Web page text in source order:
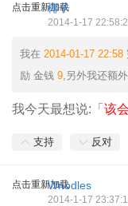
点击重新加载
椰子
2014-1-17
我在 2014-01-17 22:58
励 金钱 9,另外我还额
我今天最想说:「 该
支持 反对
点击重新加载Wnodles
2014-1-17